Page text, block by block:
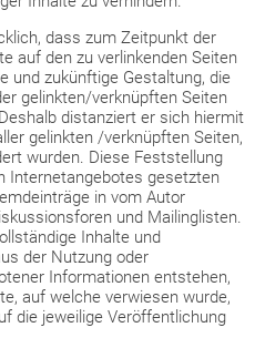
dass zum Zeitpunkt der
auf den zu verlinkenden Seiten
und zukünftige Gestaltung, die
gelinkten/verknüpften Seiten
distanziert er sich hiermit
gelinkten /verknüpften Seiten,
wurden. Diese Feststellung
Internetangebotes gesetzten
in vom Autor
und Mailinglisten.
Inhalte und
der Nutzung oder
Informationen entstehen,
auf welche verwiesen wurde,
die jeweilige Veröffentlichung